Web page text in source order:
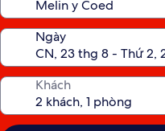
Ngày
Khách